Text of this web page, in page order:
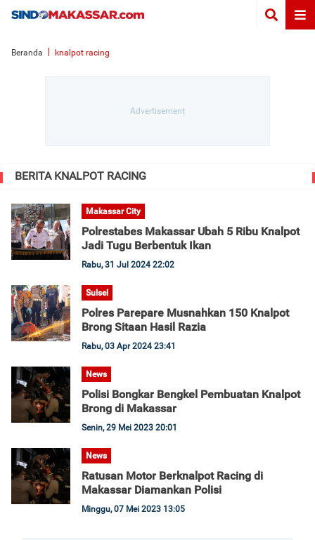
Beranda knalpot racing
BERITA KNALPOT RACING
Makassar City
Polrestabes Makassar Ubah 5 Ribu Knalpot
Jadi Tugu Berbentuk Ikan
Rabu, 31 Jul 2024 22:02
Sulsel
Polres Parepare Musnahkan 150 Knalpot
Brong Sitaan Hasil Razia
Rabu, 03 Apr 2024 23:41
News
Polisi Bongkar Bengkel Pembuatan Knalpot
Brong di Makassar
Senin, 29 Mei 2023 20:01
News
Ratusan Motor Berknalpot Racing di
Makassar Diamankan Polisi
Minggu, 07 Mei 2023 13:05